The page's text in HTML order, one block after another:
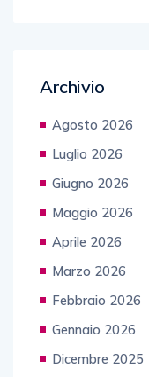
Archivio
Agosto 2026
Luglio 2026
Giugno 2026
Maggio 2026
Aprile 2026
Marzo 2026
Febbraio 2026
Gennaio 2026
Dicembre 2025